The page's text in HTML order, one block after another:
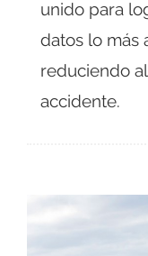
unido para
datos lo más
reduciendo
accidente.